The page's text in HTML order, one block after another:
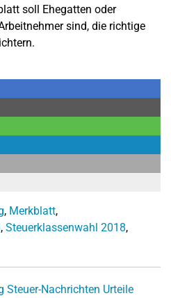
soll Ehegatten oder
sind, die richtige
, Merkblatt,
, Steuerklassenwahl 2018,
Steuer-Nachrichten Urteile